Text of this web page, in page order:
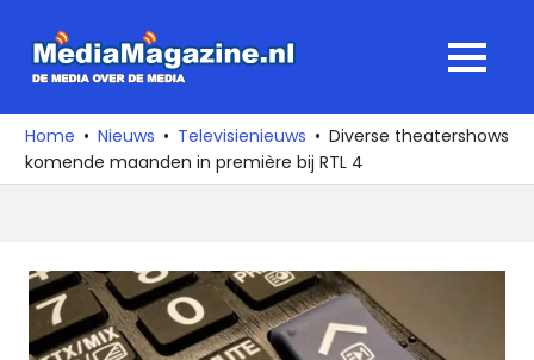
naar
media
over
de
MENU
Home Nieuws Televisienieuws
Diverse theatershows
komende maanden in première bij RTL 4